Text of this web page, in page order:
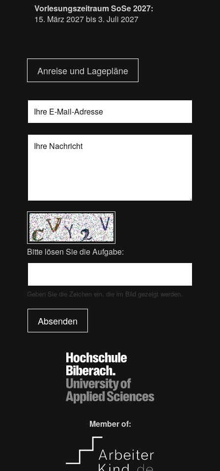
Vorlesungszeitraum SoSe 2027:
15. März 2027 bis 3. Juli 2027
Anreise und Lagepläne
Bitte lösen Sie die Aufgabe:
Geben Sie die Zeichen ein, die im Bild gezeigt werden.
Absenden
Member of: